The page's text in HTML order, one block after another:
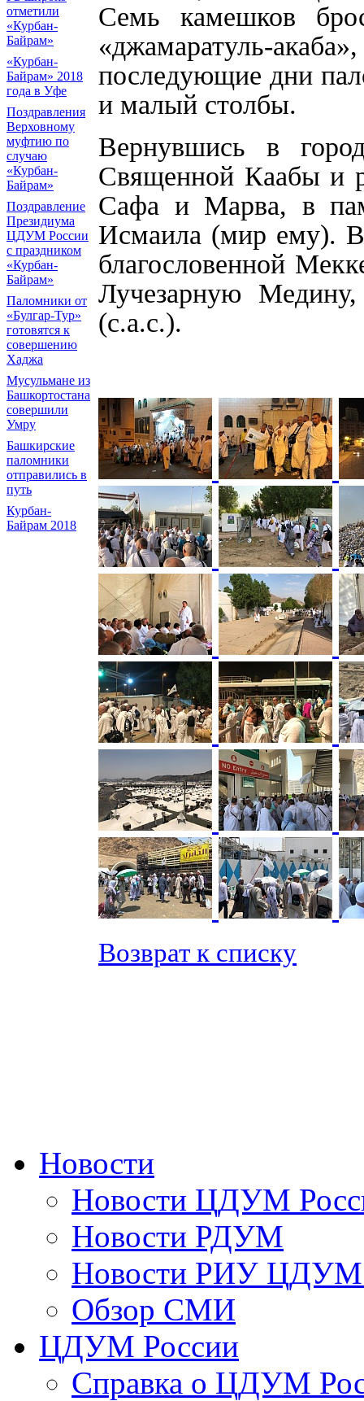
отметили
«Курбан-
Байрам»
«Курбан-
Байрам» 2018
года в Уфе
Поздравления
Верховному
муфтию по
случаю
«Курбан-
Байрам»
Поздравление
Президиума
ЦДУМ России
с праздником
«Курбан-
Байрам»
Паломники от
«Булгар-Тур»
готовятся к
совершению
Хаджа
Мусульмане из
Башкортостана
совершили
Умру
Башкирские
паломники
отправились в
путь
Курбан-
Байрам 2018
Семь камешков
«джамаратуль-
последующие дни
и малый столбы.
Вернувшись в
Священной Каабы и
Сафа и Марва, в
Исмаила (мир ему).
благословенной
Лучезарную
(с.а.с.).
Возврат к списку
Новости
Новости ЦДУМ
Новости РДУМ
Новости РИУ ЦДУМ
Обзор СМИ
ЦДУМ России
Справка о ЦДУМ